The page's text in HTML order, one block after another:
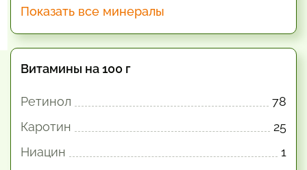
Показать все минералы
Витамины на 100 г
Ретинол
78
Каротин
25
Ниацин
1